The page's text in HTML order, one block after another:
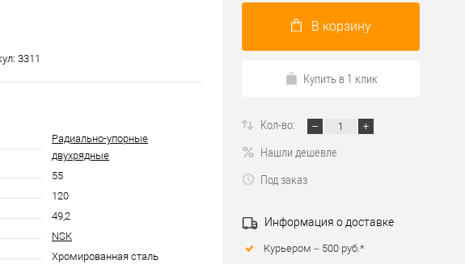
3311
Радиально-упорные
двухрядные
55
120
49,2
NSK
Хромированная сталь
В корзину
Купить в 1 клик
Кол-во:
Нашли дешевле
Под заказ
Информация о доставке
Курьером – 500 руб.*